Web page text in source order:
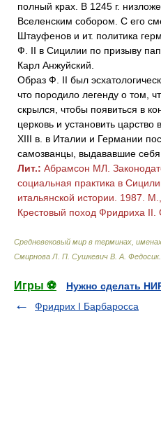
полный крах. В 1245 г.
Вселенским собором. С его
Штауфенов и ит. политика
Ф. II в Сицилии по призыву
Карл Анжуйский.
Образ Ф. II был
что породило легенду о том,
скрылся, чтобы появиться в
церковь и установить
XIII в. в Италии и Германии
самозванцы, выдававшие
Лит.: Абрамсон МЛ.
социальная практика в
итальянской истории. 1987.
Крестовый поход Фридриха II.
Средневековый мир в терминах,
Смирнова Л. П. Сушкевич В. А. Федосик.
Игры ⚽
Нужно сделать
Фридрих I Барбаросса